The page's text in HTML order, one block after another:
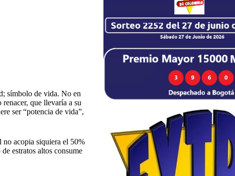
símbolo de vida. No en
que llevaría a su
ser “potencia de vida”,
acopia siquiera el 50%
estratos altos consume